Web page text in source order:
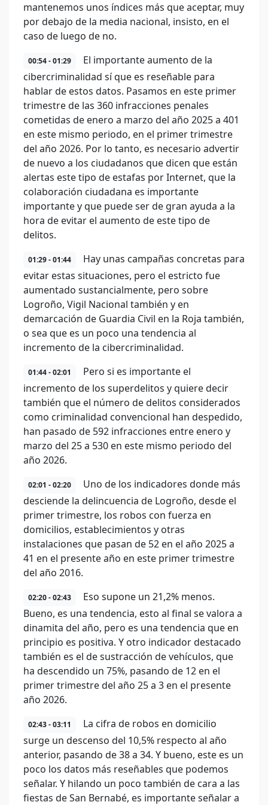
mantenemos unos índices más que aceptar, muy
por debajo de la media nacional, insisto, en el
caso de luego de no.
00:54 - 01:29
El importante aumento de la
cibercriminalidad sí que es reseñable para
hablar de estos datos. Pasamos en este primer
trimestre de las 360 infracciones penales
cometidas de enero a marzo del año 2025 a 401
en este mismo periodo, en el primer trimestre
del año 2026. Por lo tanto, es necesario advertir
de nuevo a los ciudadanos que dicen que están
alertas este tipo de estafas por Internet, que la
colaboración ciudadana es importante
importante y que puede ser de gran ayuda a la
hora de evitar el aumento de este tipo de
delitos.
01:29 - 01:44
Hay unas campañas concretas para
evitar estas situaciones, pero el estricto fue
aumentado sustancialmente, pero sobre
Logroño, Vigil Nacional también y en
demarcación de Guardia Civil en la Roja también,
o sea que es un poco una tendencia al
incremento de la cibercriminalidad.
01:44 - 02:01
Pero si es importante el
incremento de los superdelitos y quiere decir
también que el número de delitos considerados
como criminalidad convencional han despedido,
han pasado de 592 infracciones entre enero y
marzo del 25 a 530 en este mismo periodo del
año 2026.
02:01 - 02:20
Uno de los indicadores donde más
desciende la delincuencia de Logroño, desde el
primer trimestre, los robos con fuerza en
domicilios, establecimientos y otras
instalaciones que pasan de 52 en el año 2025 a
41 en el presente año en este primer trimestre
del año 2016.
02:20 - 02:43
Eso supone un 21,2% menos.
Bueno, es una tendencia, esto al final se valora a
dinamita del año, pero es una tendencia que en
principio es positiva. Y otro indicador destacado
también es el de sustracción de vehículos, que
ha descendido un 75%, pasando de 12 en el
primer trimestre del año 25 a 3 en el presente
año 2026.
02:43 - 03:11
La cifra de robos en domicilio
surge un descenso del 10,5% respecto al año
anterior, pasando de 38 a 34. Y bueno, este es un
poco los datos más reseñables que podemos
señalar. Y hilando un poco también de cara a las
fiestas de San Bernabé, es importante señalar a